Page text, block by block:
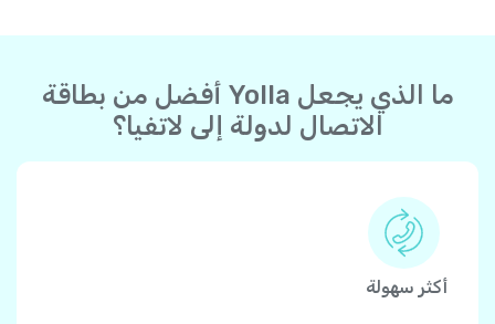
ما الذي يجعل Yolla أفضل من بطاقة
الاتصال لدولة إلى لاتفيا؟
أكثر سهولة